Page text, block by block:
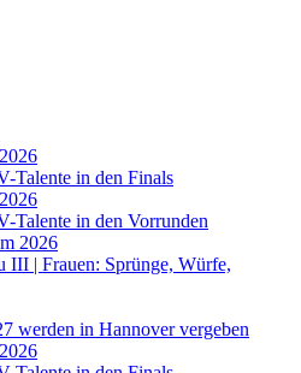
Talente in den Finals
Talente in den Vorrunden
2026
III | Frauen: Sprünge, Würfe,
werden in Hannover vergeben